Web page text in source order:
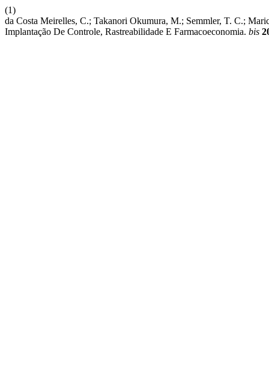
(1)
da Costa Meirelles, C.; Takanori Okumura, M.; Semmler, T. C.;
Implantação De Controle, Rastreabilidade E Farmacoeconomia. bis